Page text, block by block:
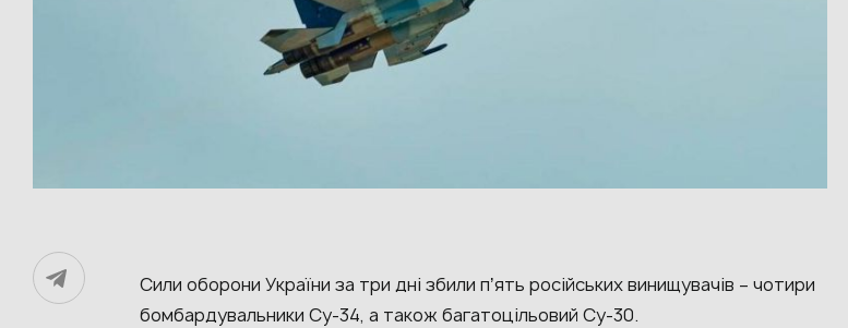
Сили оборони України за три дні збили пʼять російських винищувачів – чотири
бомбардувальники Су-34, а також багатоцільовий Су-30.